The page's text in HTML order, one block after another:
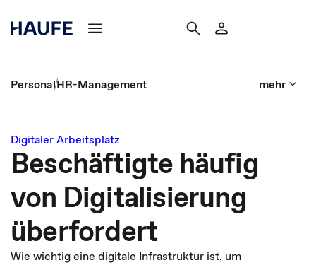
PersonalHR-Management mehr
Digitaler Arbeitsplatz
Beschäftigte häufig
von Digitalisierung
überfordert
Wie wichtig eine digitale Infrastruktur ist, um